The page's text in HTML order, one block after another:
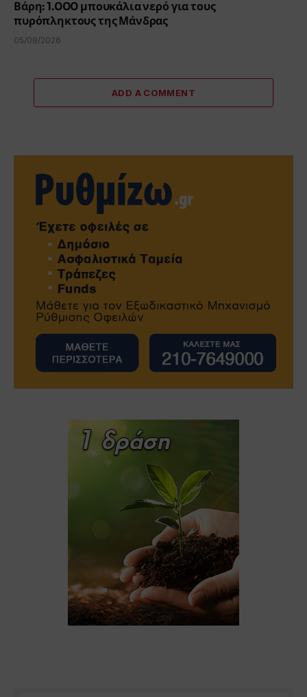
Βάρη: 1.000 μπουκάλια νερό για τους
πυρόπληκτους της Μάνδρας
05/08/2026
ADD A COMMENT